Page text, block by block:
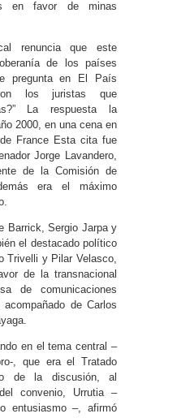
en favor de minas
renuncia que este
de los países
pregunta en El País
los juristas que
La respuesta la
2000, en una cena en
France Esta cita fue
Jorge Lavandero,
de la Comisión de
era el máximo
Barrick, Sergio Jarpa y
el destacado político
Trivelli y Pilar Velasco,
de la transnacional
de comunicaciones
de Carlos
en el tema central –
, que era el Tratado
de la discusión, al
convenio, Urrutia –
entusiasmo –, afirmó